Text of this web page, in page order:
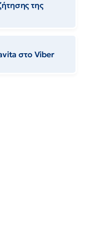
της
στο Viber